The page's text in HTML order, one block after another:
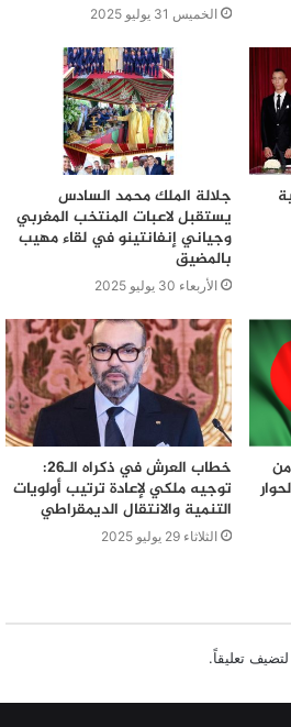
الخميس 31 يوليو 2025
جلالة الملك محمد السادس
يستقبل لاعبات المنتخب المغربي
وجياني إنفانتينو في لقاء مهيب
بالمضيق
الأربعاء 30 يوليو 2025
من
خطاب العرش في ذكراه الـ26:
توجيه ملكي لإعادة ترتيب أولويات
التنمية والانتقال الديمقراطي
الثلاثاء 29 يوليو 2025
لتضيف تعليقاً.